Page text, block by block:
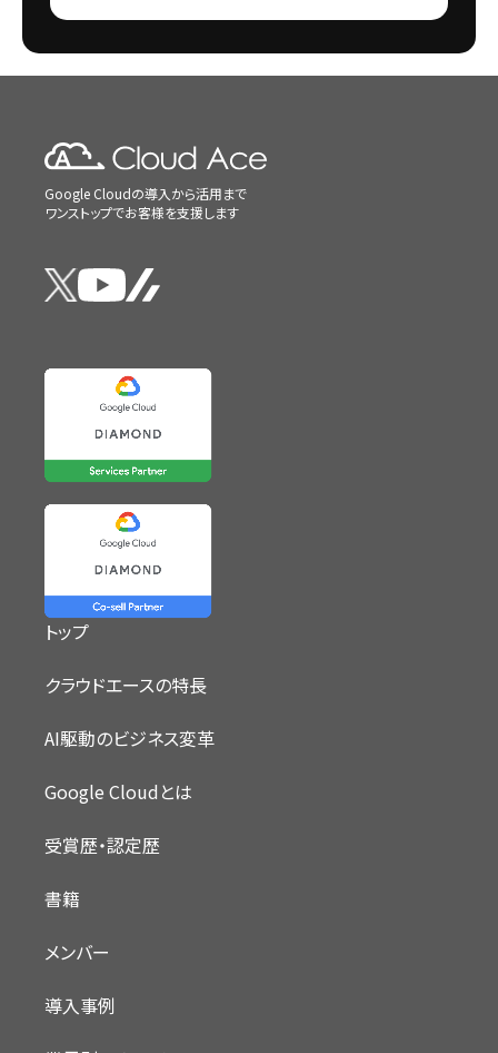
Google Cloudの導入から活用まで
ワンストップでお客様を支援します
トップ
クラウドエースの特長
AI駆動のビジネス変革
Google Cloudとは
受賞歴・認定歴
書籍
メンバー
導入事例